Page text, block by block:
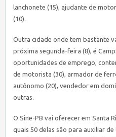
lanchonete (15), ajudante de
(10).
Outra cidade onde tem bastante
próxima segunda-feira (8), é
oportunidades de emprego,
de motorista (30), armador de
autônomo (20), vendedor em
outras.
O Sine-PB vai oferecer em Santa
quais 50 delas são para auxiliar